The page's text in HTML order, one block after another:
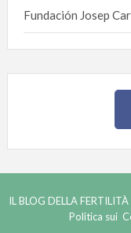
Fundación Josep
IL BLOG DELLA
Politica sui